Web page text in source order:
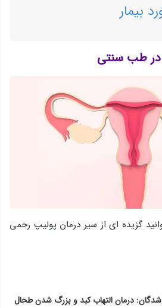
بیمار
در طب سنتی
گزیده ای از سیر درمان پولیپ رحمی
درمان التهاب کبد و بزرگ شدن طحال